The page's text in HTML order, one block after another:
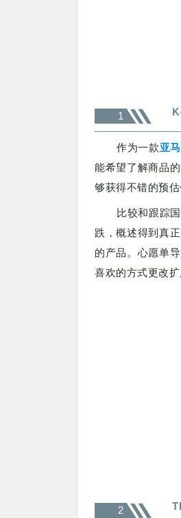
1
作为一款亚
能希望了解商品
够获得不错的预
比较和跟踪
跌，概述得到真
的产品。心愿单
喜欢的方式更改扩
2